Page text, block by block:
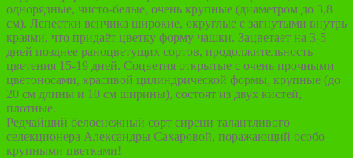
однорядные, чисто-белые, очень крупные (диаметром до 3,8
см). Лепестки венчика широкие, округлые с загнутыми внутрь
краями, что придаёт цветку форму чашки. Зацветает на 3-5
дней позднее раноцветущих сортов, продолжительность
цветения 15-19 дней. Соцветия открытые с очень прочными
цветоносами, красивой цилиндрической формы, крупные (до
20 см длины и 10 см ширины), состоят из двух кистей,
плотные.
Редчайший белоснежный сорт сирени талантливого
селекционера Александры Сахаровой, поражающий особо
крупными цветками!